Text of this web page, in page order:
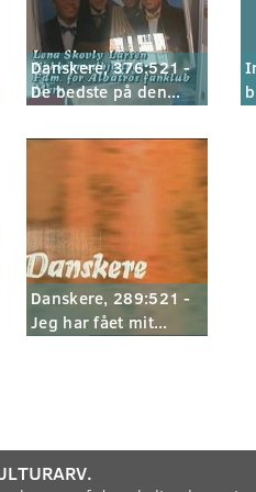
Danskere, 376:521 -
De bedste på den...
Danskere, 289:521 -
Jeg har fået mit...